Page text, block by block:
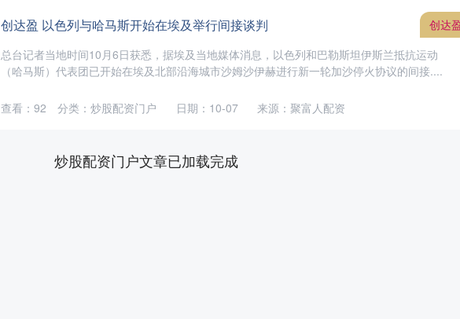
创达盈 以色列与哈马斯开始在埃及举行间接谈判
总台记者当地时间10月6日获悉，据埃及当地媒体消息，以色列和巴勒斯坦伊斯兰抵抗运动
（哈马斯）代表团已开始在埃及北部沿海城市沙姆沙伊赫进行新一轮加沙停火协议的间接....
创达
日期：10-07 来源：聚富人配资
查看： 92 分类： 炒股配资门户
炒股配资门户文章已加载完成